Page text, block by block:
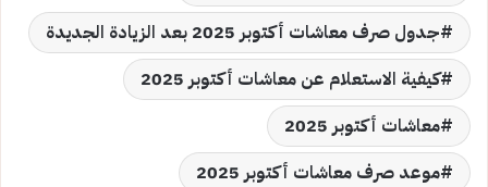
جدول صرف معاشات أكتوبر 2025 بعد الزيادة الجديدة
كيفية الاستعلام عن معاشات أكتوبر 2025
معاشات أكتوبر 2025
موعد صرف معاشات أكتوبر 2025